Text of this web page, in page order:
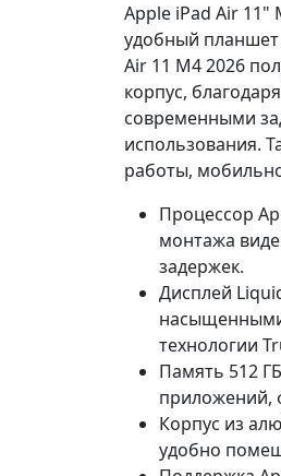
Apple iPad Air 11"
удобный планшет
Air 11 M4 2026
корпус,
современными
использования.
работы,
Процессор
монтажа
задержек.
Дисплей
технологии
Память 512
приложений,
Корпус из
удобно